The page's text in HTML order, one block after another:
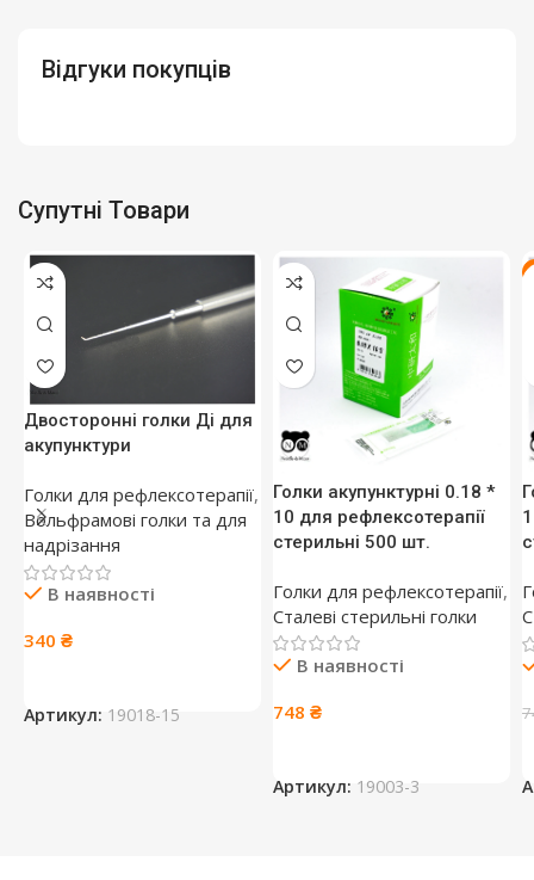
Відгуки покупців
Супутні Товари
Двосторонні голки Ді для
акупунктури
Голки для рефлексотерапії,
Вольфрамові голки та для
надрізання
В наявності
340 ₴
Артикул: 19018-15
Голки акупунктурні 0.18 *
10 для рефлексотерапії
стерильні 500 шт.
Голки для рефлексотерапії,
Сталеві стерильні голки
В наявності
748 ₴
Артикул: 19003-3